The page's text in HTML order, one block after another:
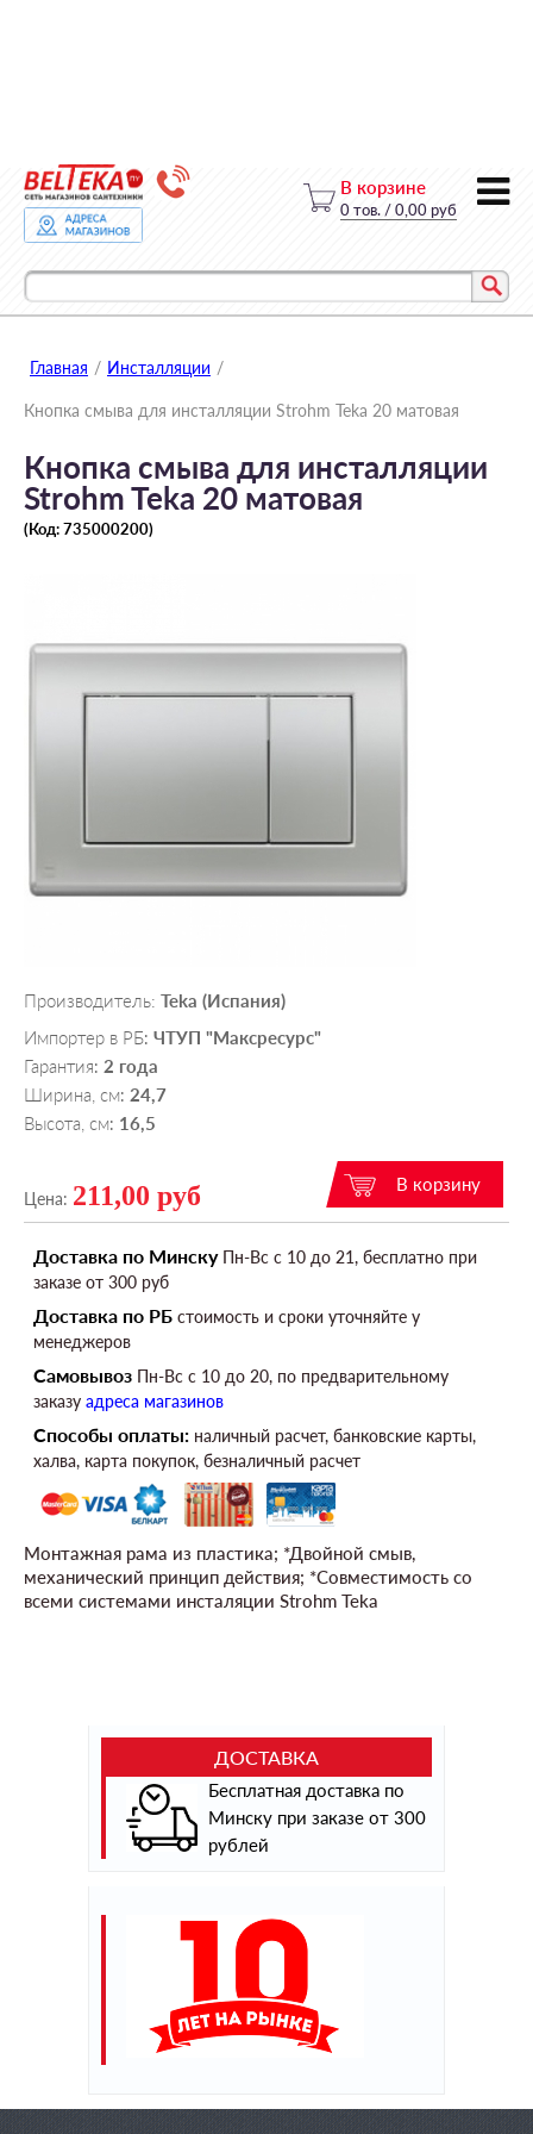
В корзине
Главная / Инсталляции /
Кнопка смыва для инсталляции Strohm Teka 20 матовая
Кнопка смыва для инсталляции
Strohm Teka 20 матовая
(Код:735000200)
Производитель: Teka (Испания)
Импортер в РБ: ЧТУП "Максресурс"
Гарантия: 2 года
Ширина, см: 24,7
Высота, см: 16,5
Цена: 211,00 руб
Доставка по МинскуПн-Вс c 10 до 21, бесплатно при
заказе от 300 руб
Доставка по РБ стоимость и сроки уточняйте у
менеджеров
Самовывоз Пн-Вс c 10 до 20, по предварительному
заказу адреса магазинов
Способы оплаты: наличный расчет, банковские карты,
халва, карта покупок, безналичный расчет
Монтажная рама из пластика; *Двойной смыв,
механический принцип действия; *Совместимость со
всеми системами инсталяции Strohm Teka
ДОСТАВКА
Бесплатная доставка по
Минску при заказе от 300
рублей